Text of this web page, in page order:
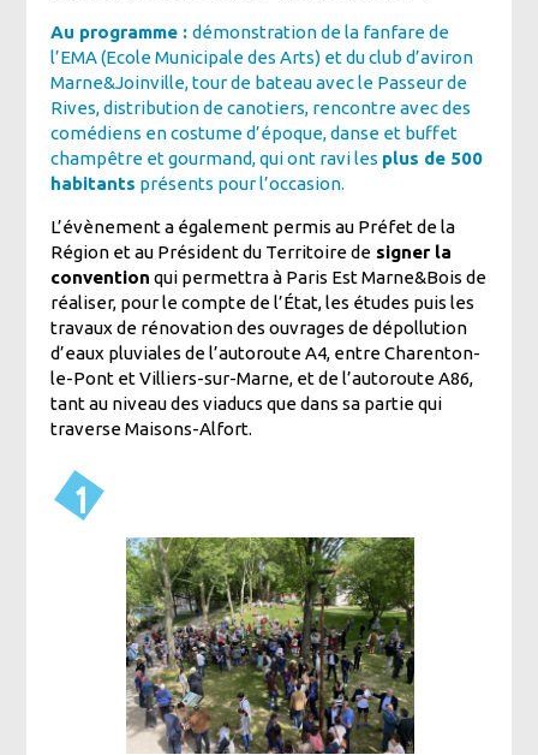
Au programme :démonstration de la fanfare de
l’EMA (Ecole Municipale des Arts) et du club d’aviron
Marne&Joinville, tour de bateau avec le Passeur de
Rives, distribution de canotiers, rencontre avec des
comédiens en costume d’époque, danse et buffet
champêtre et gourmand, qui ont ravi les plus de 500
habitants présents pour l’occasion.
L’évènement a également permis au Préfet de la
Région et au Président du Territoire de signer la
convention qui permettra à Paris Est Marne&Bois de
réaliser, pour le compte de l’État, les études puis les
travaux de rénovation des ouvrages de dépollution
d’eaux pluviales de l’autoroute A4, entre Charenton-
le-Pont et Villiers-sur-Marne, et de l’autoroute A86,
tant au niveau des viaducs que dans sa partie qui
traverse Maisons-Alfort.
1